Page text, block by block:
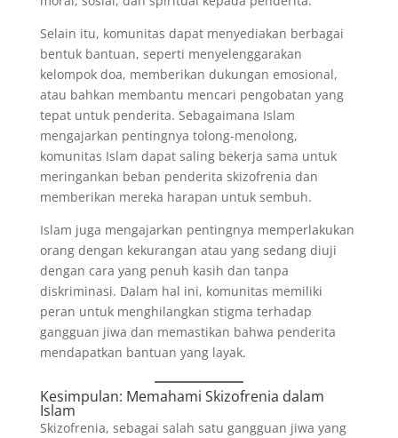
Selain itu, komunitas dapat menyediakan berbagai
bentuk bantuan, seperti menyelenggarakan
kelompok doa, memberikan dukungan emosional,
atau bahkan membantu mencari pengobatan yang
tepat untuk penderita. Sebagaimana Islam
mengajarkan pentingnya tolong-menolong,
komunitas Islam dapat saling bekerja sama untuk
meringankan beban penderita skizofrenia dan
memberikan mereka harapan untuk sembuh.
Islam juga mengajarkan pentingnya memperlakukan
orang dengan kekurangan atau yang sedang diuji
dengan cara yang penuh kasih dan tanpa
diskriminasi. Dalam hal ini, komunitas memiliki
peran untuk menghilangkan stigma terhadap
gangguan jiwa dan memastikan bahwa penderita
mendapatkan bantuan yang layak.
Kesimpulan: Memahami Skizofrenia dalam
Islam
Skizofrenia, sebagai salah satu gangguan jiwa yang